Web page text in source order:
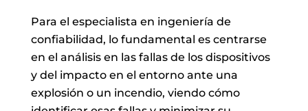
Para el especialista en ingeniería de
confiabilidad, lo fundamental es centrarse
en el análisis en las fallas de los dispositivos
y del impacto en el entorno ante una
explosión o un incendio, viendo cómo